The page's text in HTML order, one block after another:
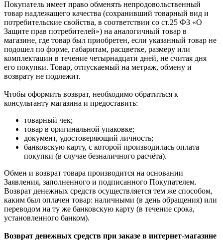
Покупатель имеет право обменять непродовольственный
товар надлежащего качества (сохранивший товарный вид и
потребительские свойства, в соответствии со ст.25 ФЗ «О
Защите прав потребителей») на аналогичный товар в
магазине, где товар был приобретен, если указанный товар не
подошел по форме, габаритам, расцветке, размеру или
комплектации в течение четырнадцати дней, не считая дня
его покупки. Товар, отпускаемый на метраж, обмену и
возврату не подлежит.
Чтобы оформить возврат, необходимо обратиться к
консультанту магазина и предоставить:
товарный чек;
товар в оригинальной упаковке;
документ, удостоверяющий личность;
банковскую карту, с которой производилась оплата
покупки (в случае безналичного расчёта).
Обмен и возврат товара производится на основании
Заявления, заполненного и подписанного Покупателем.
Возврат денежных средств осуществляется тем же способом,
каким был оплачен товар: наличными (в день обращения) или
переводом на ту же банковскую карту (в течение срока,
установленного банком).
Возврат денежных средств при заказе в интернет-магазине